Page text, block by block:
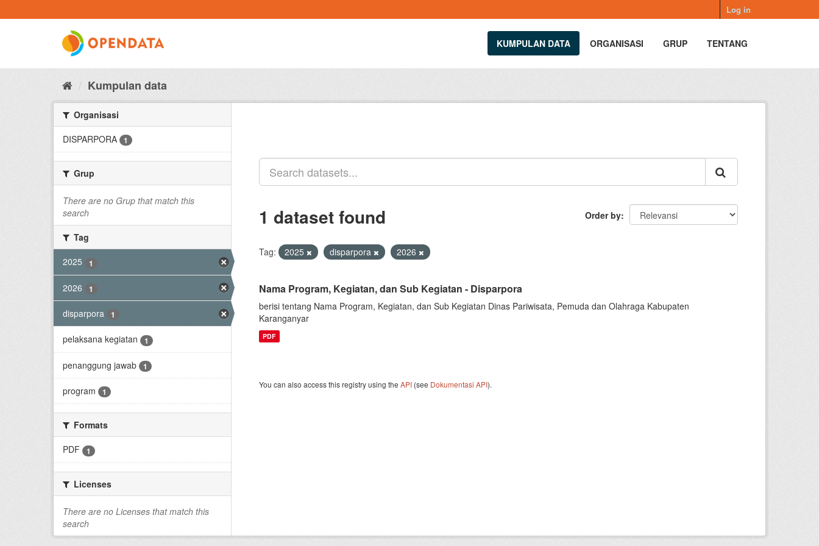
to
Log in
KUMPULAN DATA ORGANISASI GRUP TENTANG
Kumpulan data
Organisasi
DISPARPORA
1
Grup
There are no Grup that match this
search
Tag
2025
1
2026 1
disparpora 1
pelaksana kegiatan 1
penanggung jawab 1
program 1
Formats
PDF
1
Licenses
There are no Licenses that match this
search
Order by
1 dataset found
Tag: 2025 disparpora 2026
Nama Program, Kegiatan, dan Sub Kegiatan - Disparpora
berisi tentang Nama Program, Kegiatan, dan Sub Kegiatan Dinas Pariwisata, Pemuda dan Olahraga Kabupaten
Karanganyar
PDF
You can also access this registry using the API (see Dokumentasi API).